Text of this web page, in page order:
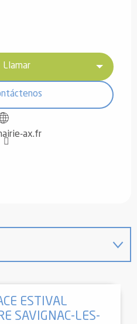
Llamar
ax.fr
ESTIVAL
SAVIGNAC-LES-